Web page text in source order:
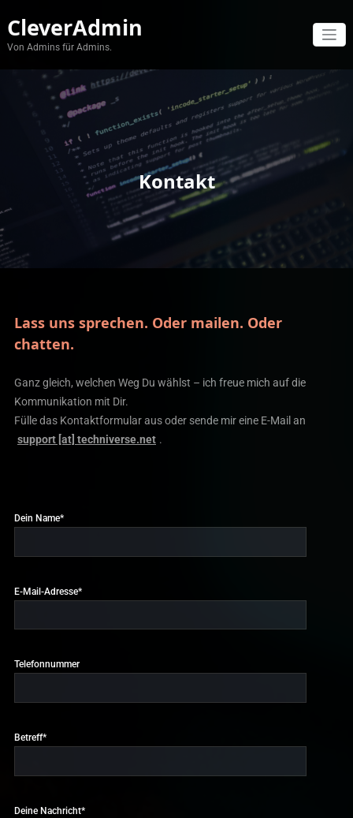
Inhalt
springen
CleverAdmin
Von Admins für Admins.
Kontakt
Lass uns sprechen. Oder mailen. Oder
chatten.
Ganz gleich, welchen Weg Du wählst – ich freue mich auf die
Kommunikation mit Dir.
Fülle das Kontaktformular aus oder sende mir eine E-Mail an
support [at] techniverse.net .
Dein Name*
E-Mail-Adresse*
Telefonnummer
Betreff*
Deine Nachricht*